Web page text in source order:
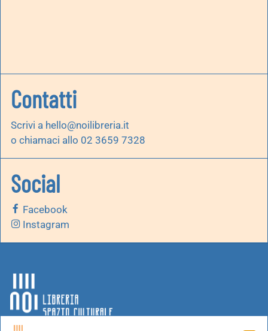
Contatti
Scrivi a hello@noilibreria.it
o chiamaci allo 02 3659 7328
Social
Facebook
Instagram